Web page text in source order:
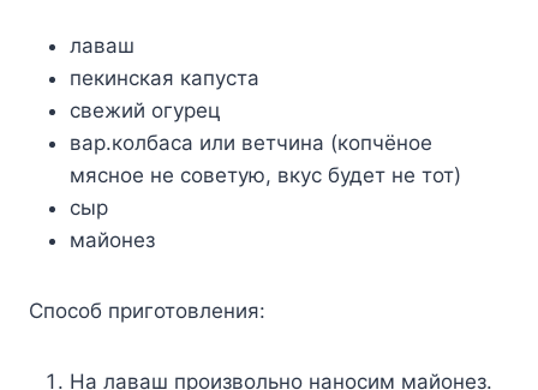
лаваш
пекинская капуста
свежий огурец
вар.колбаса или ветчина (копчёное
мясное не советую, вкус будет не тот)
сыр
майонез
Способ приготовления:
На лаваш произвольно наносим майонез.